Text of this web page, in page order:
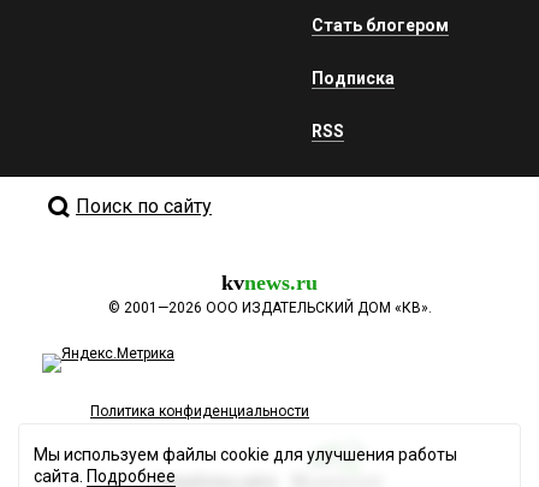
Стать блогером
Подписка
RSS
Поиск по сайту
kvnews.ru
© 2001—2026 ООО ИЗДАТЕЛЬСКИЙ ДОМ «КВ».
Политика конфиденциальности
Разработка сайта
Мы используем файлы cookie для улучшения работы
сайта. Подробнее